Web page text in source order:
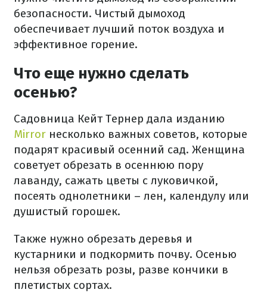
безопасности. Чистый дымоход
обеспечивает лучший поток воздуха и
эффективное горение.
Что еще нужно сделать
осенью?
Садовница Кейт Тернер дала изданию
Mirror несколько важных советов, которые
подарят красивый осенний сад. Женщина
советует обрезать в осеннюю пору
лаванду, сажать цветы с луковичкой,
посеять однолетники – лен, календулу или
душистый горошек.
Также нужно обрезать деревья и
кустарники и подкормить почву. Осенью
нельзя обрезать розы, разве кончики в
плетистых сортах.